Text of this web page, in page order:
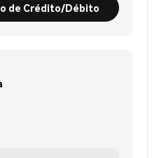
de Crédito/Débito